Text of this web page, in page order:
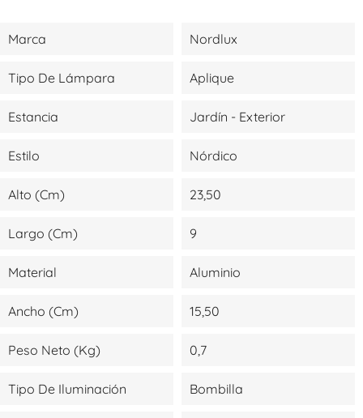
Marca Nordlux
Tipo De Lámpara Aplique
Estancia Jardín - Exterior
Estilo Nórdico
Alto (cm) 23,50
Largo (cm) 9
Material Aluminio
Ancho (cm) 15,50
Peso Neto (kg) 0,7
Tipo De Iluminación Bombilla